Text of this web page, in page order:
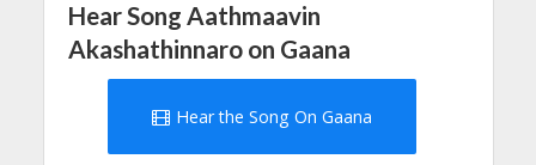
Hear Song Aathmaavin
Akashathinnaro on Gaana
Hear the Song On Gaana